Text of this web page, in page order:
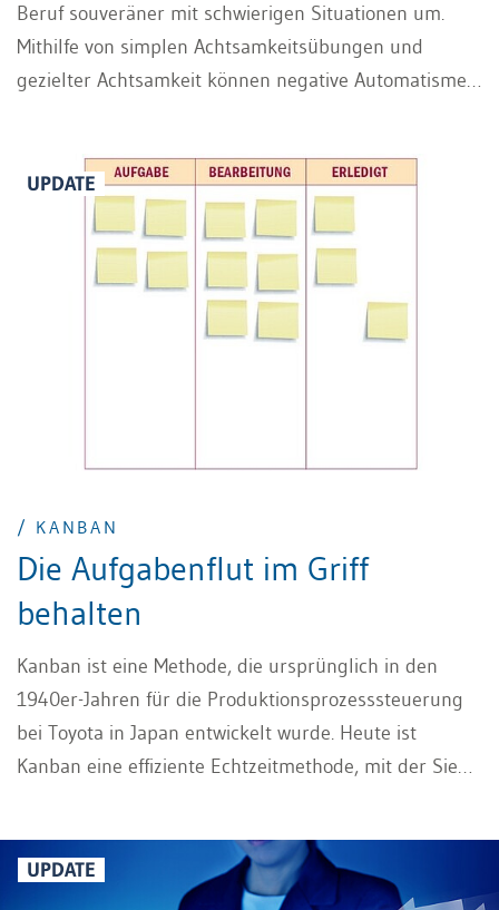
Beruf souveräner mit schwierigen Situationen um.
Mithilfe von simplen Achtsamkeitsübungen und
gezielter Achtsamkeit können negative Automatismen
UPDATE
/ KANBAN
Die Aufgabenflut im Griff
behalten
Kanban ist eine Methode, die ursprünglich in den
1940er-Jahren für die Produktionsprozesssteuerung
bei Toyota in Japan entwickelt wurde. Heute ist
Kanban eine effiziente Echtzeitmethode, mit der Sie
können.
UPDATE